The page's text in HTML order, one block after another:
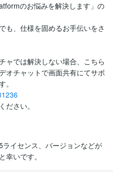
のお悩みを解決します」の
も、仕様を固めるお手伝いをさ
ャでは解決しない場合、こちら
オチャットで画面共有にてサポ
ださい。
イセンス、バージョンなどが
幸いです。